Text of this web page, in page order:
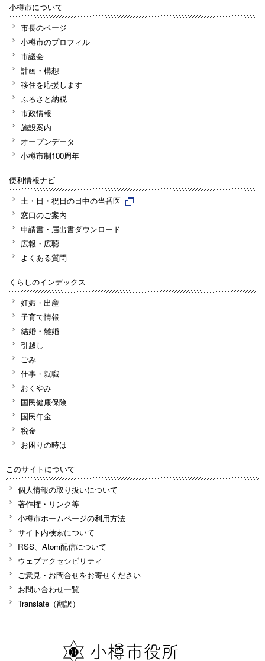
小樽市について
市長のページ
小樽市のプロフィル
市議会
計画・構想
移住を応援します
ふるさと納税
市政情報
施設案内
オープンデータ
小樽市制100周年
便利情報ナビ
土・日・祝日の日中の当番医
窓口のご案内
申請書・届出書ダウンロード
広報・広聴
よくある質問
くらしのインデックス
妊娠・出産
子育て情報
結婚・離婚
引越し
ごみ
仕事・就職
おくやみ
国民健康保険
国民年金
税金
お困りの時は
このサイトについて
個人情報の取り扱いについて
著作権・リンク等
小樽市ホームページの利用方法
サイト内検索について
RSS、Atom配信について
ウェブアクセシビリティ
ご意見・お問合せをお寄せください
お問い合わせ一覧
Translate（翻訳）